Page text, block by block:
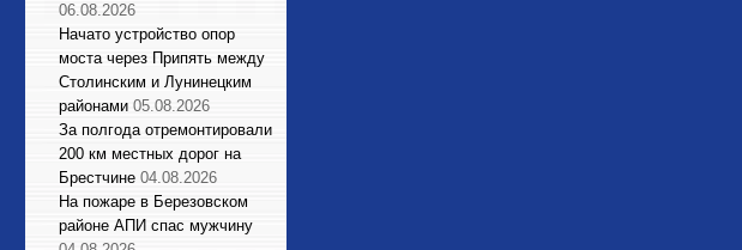
06.08.2026
Начато устройство опор
моста через Припять между
Столинским и Лунинецким
районами 05.08.2026
За полгода отремонтировали
200 км местных дорог на
Брестчине 04.08.2026
На пожаре в Березовском
районе АПИ спас мужчину